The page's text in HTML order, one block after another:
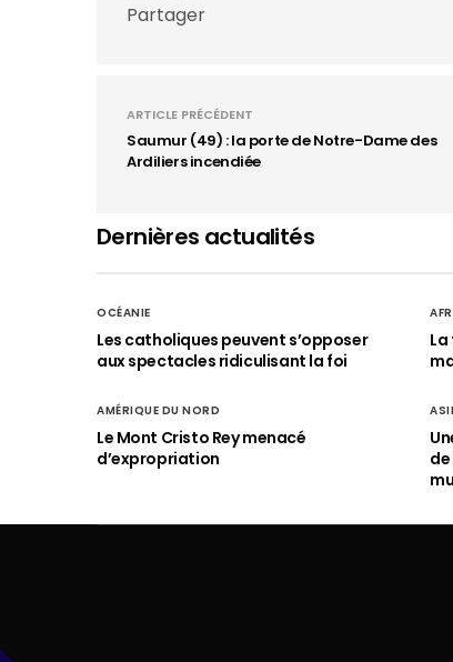
Partager
ARTICLE PRÉCÉDENT
Saumur (49) : la porte de Notre-Dame des
Ardiliers incendiée
Dernières actualités
OCÉANIE
Les catholiques peuvent s’opposer
aux spectacles ridiculisant la foi
AMÉRIQUE DU NORD
Le Mont Cristo Rey menacé
d’expropriation